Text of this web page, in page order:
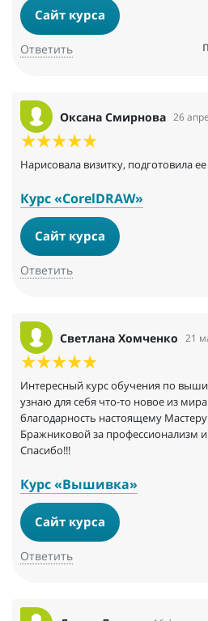
Сайт курса
Ответить
Оксана Смирнова 26
Нарисовала визитку, подготовила
Курс «CorelDRAW»
Сайт курса
Ответить
Светлана Хомченко 21
Интересный курс обучения по
узнаю для себя что-то новое из
благодарность настоящему
Бражниковой за профессионализм
Спасибо!!!
Курс «Вышивка»
Сайт курса
Ответить